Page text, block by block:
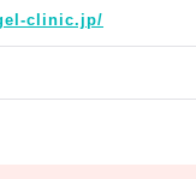
clinic.jp/